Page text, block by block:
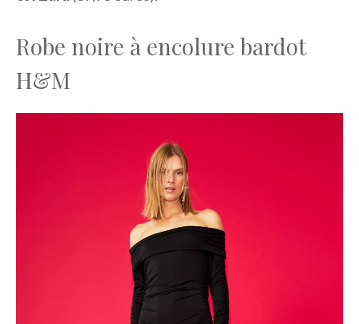
Robe noire à encolure bardot
H&M